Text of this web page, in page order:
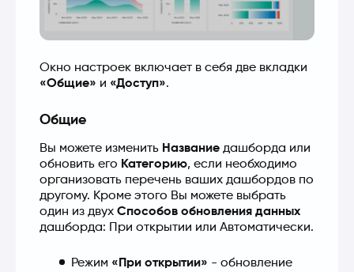
«Общие» и «Доступ».
Общие
Вы можете изменить Название дашборда или
обновить его Категорию, если необходимо
организовать перечень ваших дашбордов по
другому. Кроме этого Вы можете выбрать
один из двух Способов обновления данных
дашборда: При открытии или Автоматически.
Режим «При открытии» - обновление